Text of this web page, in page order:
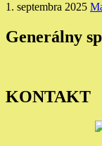
1. septembra 2025
Generálny
KONTAKT